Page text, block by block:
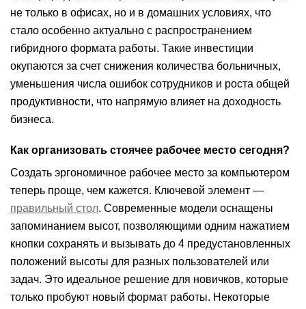
не только в офисах, но и в домашних условиях, что
стало особенно актуально с распространением
гибридного формата работы. Такие инвестиции
окупаются за счет снижения количества больничных,
уменьшения числа ошибок сотрудников и роста общей
продуктивности, что напрямую влияет на доходность
бизнеса.
Как организовать стоячее рабочее место сегодня?
Создать эргономичное рабочее место за компьютером
теперь проще, чем кажется. Ключевой элемент —
правильный стол. Современные модели оснащены
запоминанием высот, позволяющими одним нажатием
кнопки сохранять и вызывать до 4 предустановленных
положений высоты для разных пользователей или
задач. Это идеальное решение для новичков, которые
только пробуют новый формат работы. Некоторые